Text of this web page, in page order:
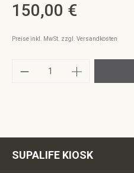
Regulärer Preis:
150,00 €
Preise inkl. MwSt. zzgl. Versandkosten
Produkt Anzahl:
SUPALIFE KIOSK